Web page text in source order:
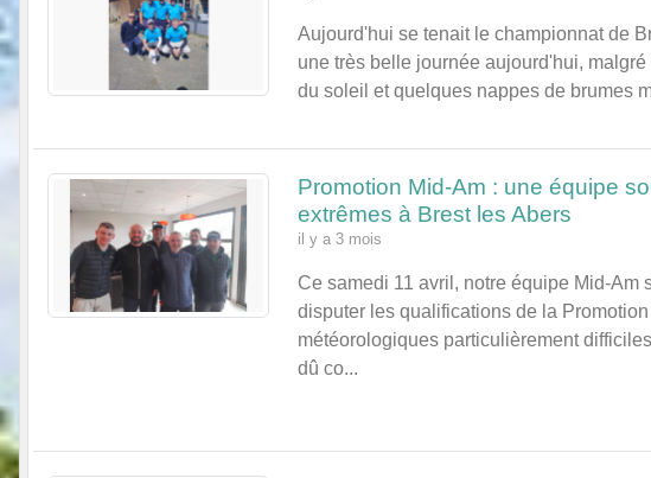
Aujourd'hui se tenait le championnat de
une très belle journée aujourd'hui,
du soleil et quelques nappes de brumes
Promotion Mid-Am : une équipe
extrêmes à Brest les Abers
il y a 3 mois
Ce samedi 11 avril, notre équipe Mid-Am
disputer les qualifications de la
météorologiques particulièrement
dû co...